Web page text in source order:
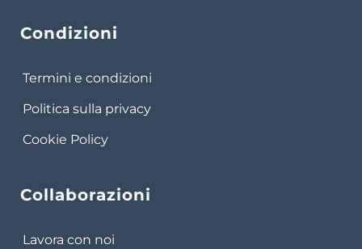
Condizioni
Termini e condizioni
Politica sulla privacy
Cookie Policy
Collaborazioni
Lavora con noi